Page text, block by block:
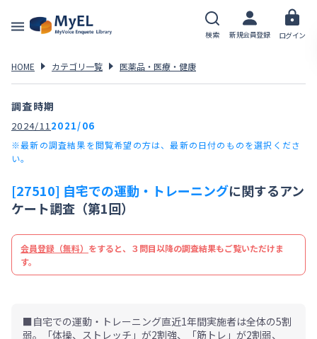
検索 新規会員登録 ログイン
HOME カテゴリ一覧 医薬品・医療・健康
調査時期
2024/112021/06
※最新の調査結果を閲覧希望の方は、最新の日付のものを選択くださ
い。
[27510] 自宅での運動・トレーニングに関するアン
ケート調査（第1回）
会員登録（無料） をすると、３問目以降の調査結果もご覧いただけま
す。
■自宅での運動・トレーニング直近1年間実施者は全体の5割
弱。「体操、ストレッチ」が2割強、「筋トレ」が2割弱、